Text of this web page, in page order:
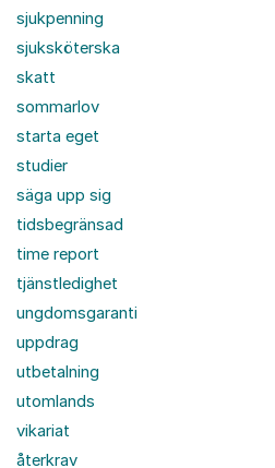
sjukpenning
sjuksköterska
skatt
sommarlov
starta eget
studier
säga upp sig
tidsbegränsad
time report
tjänstledighet
ungdomsgaranti
uppdrag
utbetalning
utomlands
vikariat
återkrav